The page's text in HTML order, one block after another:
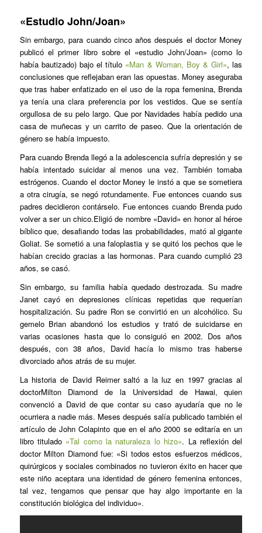
«Estudio John/Joan»
Sin embargo, para cuando cinco años después el doctor Money
publicó el primer libro sobre el «estudio John/Joan» (como lo
había bautizado) bajo el título «Man & Woman, Boy & Girl», las
conclusiones que reflejaban eran las opuestas. Money aseguraba
que tras haber enfatizado en el uso de la ropa femenina, Brenda
ya tenía una clara preferencia por los vestidos. Que se sentía
orgullosa de su pelo largo. Que por Navidades había pedido una
casa de muñecas y un carrito de paseo. Que la orientación de
género se había impuesto.
Para cuando Brenda llegó a la adolescencia sufría depresión y se
había intentado suicidar al menos una vez. También tomaba
estrógenos. Cuando el doctor Money le instó a que se sometiera
a otra cirugía, se negó rotundamente. Fue entonces cuando sus
padres decidieron contárselo. Fue entonces cuando Brenda pudo
volver a ser un chico.Eligió de nombre «David» en honor al héroe
bíblico que, desafiando todas las probabilidades, mató al gigante
Goliat. Se sometió a una faloplastia y se quitó los pechos que le
habían crecido gracias a las hormonas. Para cuando cumplió 23
años, se casó.
Sin embargo, su familia había quedado destrozada. Su madre
Janet cayó en depresiones clínicas repetidas que requerían
hospitalización. Su padre Ron se convirtió en un alcohólico. Su
gemelo Brian abandonó los estudios y trató de suicidarse en
varias ocasiones hasta que lo consiguió en 2002. Dos años
después, con 38 años, David hacía lo mismo tras haberse
divorciado años atrás de su mujer.
La historia de David Reimer saltó a la luz en 1997 gracias al
doctorMilton Diamond de la Universidad de Hawai, quien
convenció a David de que contar su caso ayudaría que no le
ocurriera a nadie más. Meses después salía publicado también el
artículo de John Colapinto que en el año 2000 se editaría en un
libro titulado «Tal como la naturaleza lo hizo». La reflexión del
doctor Milton Diamond fue: «Si todos estos esfuerzos médicos,
quirúrgicos y sociales combinados no tuvieron éxito en hacer que
este niño aceptara una identidad de género femenina entonces,
tal vez, tengamos que pensar que hay algo importante en la
constitución biológica del individuo».